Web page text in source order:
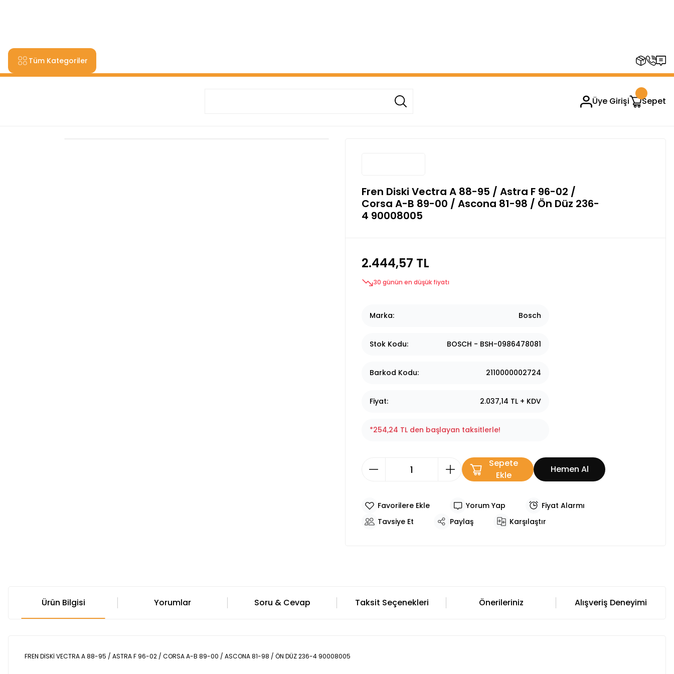
Tüm Kategoriler
Üye Girişi Sepet
Fren Diski Vectra A 88-95 / Astra F 96-02 /
Corsa A-B 89-00 / Ascona 81-98 / Ön Düz 236-
4 90008005
2.444,57 TL
30 günün en düşük fiyatı
Marka Bosch
Stok Kodu BOSCH - BSH-0986478081
Barkod Kodu 2110000002724
Fiyat 2.037,14 TL + KDV
*254,24 TL den başlayan taksitlerle!
Sepete
Ekle
Hemen Al
Yorum Yap
Fiyat Alarmı
Tavsiye Et
Paylaş Karşılaştır
Ürün Bilgisi Yorumlar Soru & Cevap Taksit Seçenekleri Önerileriniz Alışveriş Deneyimi
FREN DİSKİ VECTRA A 88-95 / ASTRA F 96-02 / CORSA A-B 89-00 / ASCONA 81-98 / ÖN DÜZ 236-4 90008005